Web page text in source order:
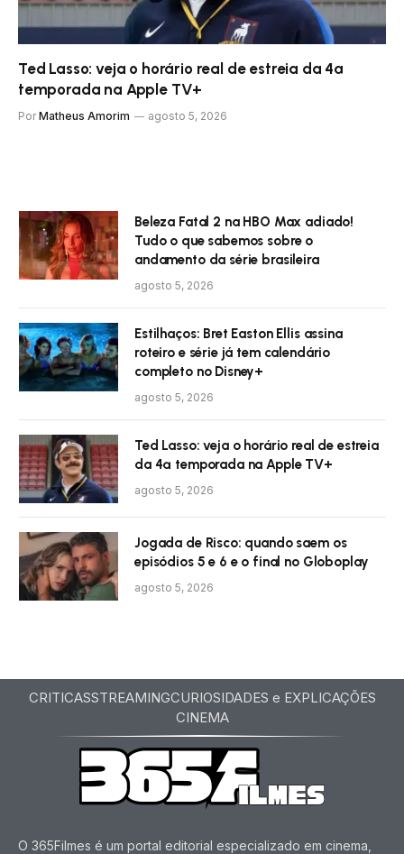
Ted Lasso: veja o horário real de estreia da 4ª
temporada na Apple TV+
Por Matheus Amorim agosto 5, 2026
Beleza Fatal 2 na HBO Max adiado!
Tudo o que sabemos sobre o
andamento da série brasileira
agosto 5, 2026
Estilhaços: Bret Easton Ellis assina
roteiro e série já tem calendário
completo no Disney+
agosto 5, 2026
Ted Lasso: veja o horário real de estreia
da 4ª temporada na Apple TV+
agosto 5, 2026
Jogada de Risco: quando saem os
episódios 5 e 6 e o final no Globoplay
agosto 5, 2026
CRITICASSTREAMINGCURIOSIDADES e EXPLICAÇÕES
CINEMA
O 365Filmes é um portal editorial especializado em cinema,